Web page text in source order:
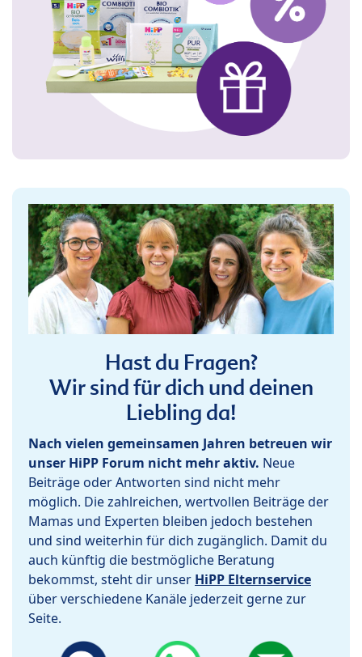
Hast du Fragen?
Wir sind für dich und deinen
Liebling da!
Nach vielen gemeinsamen Jahren betreuen wir
unser HiPP Forum nicht mehr aktiv. Neue
Beiträge oder Antworten sind nicht mehr
möglich. Die zahlreichen, wertvollen Beiträge der
Mamas und Experten bleiben jedoch bestehen
und sind weiterhin für dich zugänglich. Damit du
auch künftig die bestmögliche Beratung
bekommst, steht dir unser HiPP Elternservice
über verschiedene Kanäle jederzeit gerne zur
Seite.